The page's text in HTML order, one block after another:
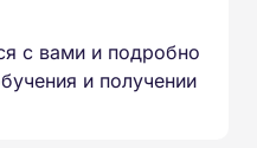
с вами и подробно
и получении